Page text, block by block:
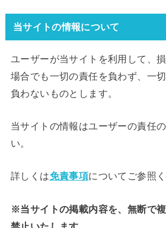
当サイトの情報について
ユーザーが当サイトを利用して、
場合でも一切の責任を負わず、一
負わないものとします。
当サイトの情報はユーザーの責任
い。
詳しくは免責事項についてご参照く
※当サイトの掲載内容を、無断で